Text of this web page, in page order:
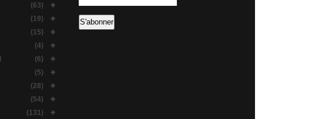
(63)
(19)
(15)
(4)
(6)
(5)
(28)
(54)
(131)